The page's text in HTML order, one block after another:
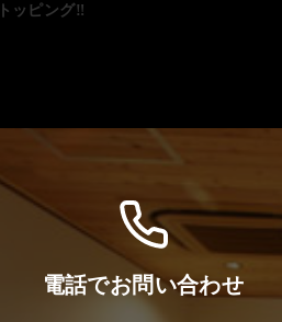
ッピング‼️
電話でお問い合わせ